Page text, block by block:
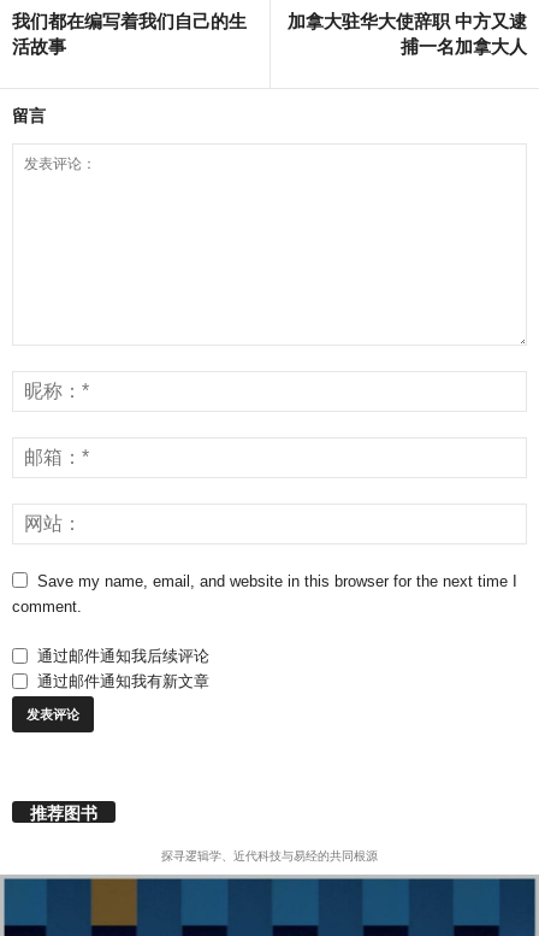
我们都在编写着我们自己的生
活故事
加拿大驻华大使辞职 中方又逮
捕一名加拿大人
留言
Save my name, email, and website in this browser for the next time I
comment.
通过邮件通知我后续评论
通过邮件通知我有新文章
推荐图书
探寻逻辑学、近代科技与易经的共同根源